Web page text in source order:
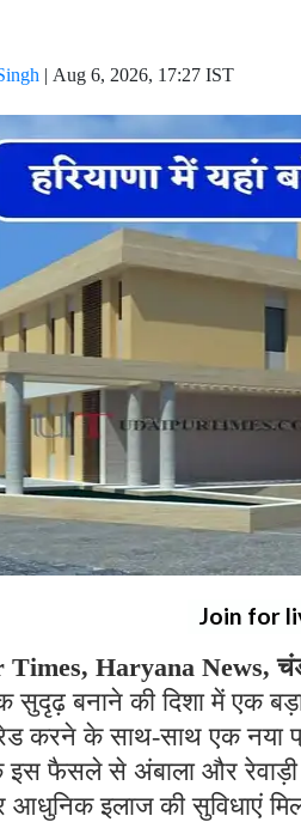
| Aug 6, 2026, 17:27 IST
Join for
Haryana News,
बनाने की दिशा में एक
करने के साथ-साथ एक नया
फैसले से अंबाला और रेवाड़ी
इलाज की सुविधाएं